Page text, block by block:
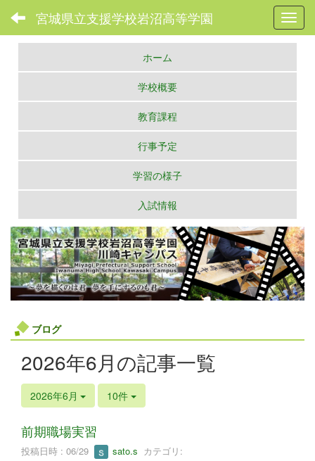
宮城県立支援学校岩沼高等学園
ホーム
学校概要
教育課程
行事予定
学習の様子
入試情報
ブログ
2026年6月の記事一覧
2026年6月 10件
前期職場実習
投稿日時 : 06/29 sato.s カテゴリ: